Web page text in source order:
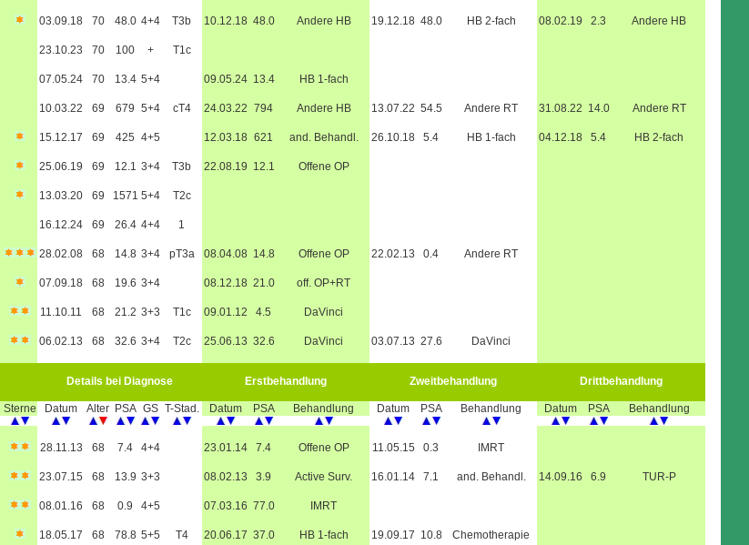
03.09.18 70 48.0 4+4 T3b 10.12.18 48.0 Andere HB 19.12.18 48.0 HB 2-fach 08.02.19 2.3 Andere HB
23.10.23 70 100 + T1c
07.05.24 70 13.4 5+4 09.05.24 13.4 HB 1-fach
10.03.22 69 679 5+4 cT4 24.03.22 794 Andere HB 13.07.22 54.5 Andere RT 31.08.22 14.0 Andere RT
15.12.17 69 425 4+5 12.03.18 621 and. Behandl. 26.10.18 5.4 HB 1-fach 04.12.18 5.4 HB 2-fach
25.06.19 69 12.1 3+4 T3b 22.08.19 12.1 Offene OP
13.03.20 69 1571 5+4 T2c
16.12.24 69 26.4 4+4 1
28.02.08 68 14.8 3+4 pT3a 08.04.08 14.8 Offene OP 22.02.13 0.4 Andere RT
07.09.18 68 19.6 3+4 08.12.18 21.0 off. OP+RT
11.10.11 68 21.2 3+3 T1c 09.01.12 4.5 DaVinci
06.02.13 68 32.6 3+4 T2c 25.06.13 32.6 DaVinci 03.07.13 27.6 DaVinci
Details bei Diagnose Erstbehandlung Zweitbehandlung Drittbehandlung
Sterne Datum Alter PSA GS T-Stad. Datum PSA Behandlung Datum PSA Behandlung Datum PSA Behandlung
28.11.13 68 7.4 4+4 23.01.14 7.4 Offene OP 11.05.15 0.3 IMRT
23.07.15 68 13.9 3+3 08.02.13 3.9 Active Surv. 16.01.14 7.1 and. Behandl. 14.09.16 6.9 TUR-P
08.01.16 68 0.9 4+5 07.03.16 77.0 IMRT
18.05.17 68 78.8 5+5 T4 20.06.17 37.0 HB 1-fach 19.09.17 10.8 Chemotherapie